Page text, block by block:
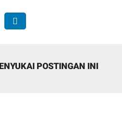
POSTINGAN INI